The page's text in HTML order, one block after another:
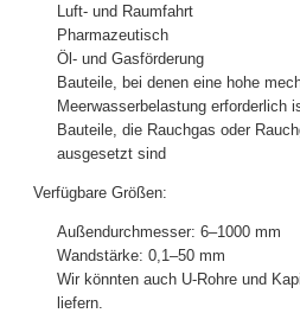
Luft- und Raumfahrt
Pharmazeutisch
Öl- und Gasförderung
Bauteile, bei denen eine hohe
Meerwasserbelastung erforderlich
Bauteile, die Rauchgas oder
ausgesetzt sind
Verfügbare Größen:
Außendurchmesser: 6–1000 mm
Wandstärke: 0,1–50 mm
Wir könnten auch U-Rohre und
liefern.